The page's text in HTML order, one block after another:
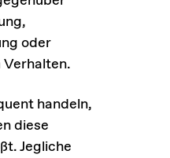
oder
handeln,
diese
Jegliche